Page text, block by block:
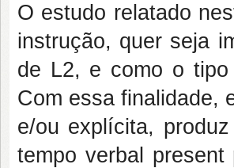
O estudo relatado
instrução, quer seja
de L2, e como o
Com essa finalidade,
e/ou explícita,
tempo verbal